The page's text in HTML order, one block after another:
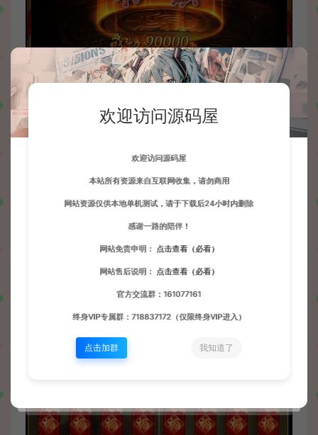
欢迎访问源码屋
欢迎访问源码屋
本站所有资源来自互联网收集，请勿商用
网站资源仅供本地单机测试，请于下载后24小时内删除
感谢一路的陪伴！
网站免责申明： 点击查看（必看）
网站售后说明： 点击查看（必看）
官方交流群：161077161
终身VIP专属群：718837172（仅限终身VIP进入）
点击加群 我知道了